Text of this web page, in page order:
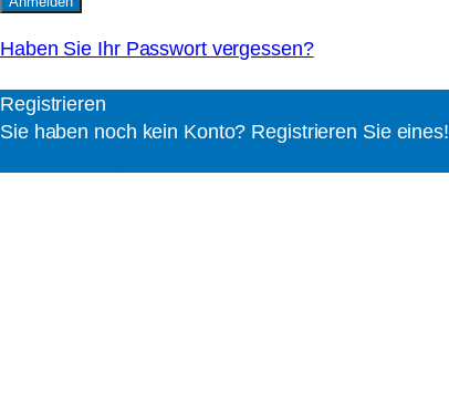
Haben Sie Ihr Passwort vergessen?
Registrieren
Sie haben noch kein Konto? Registrieren Sie eines!